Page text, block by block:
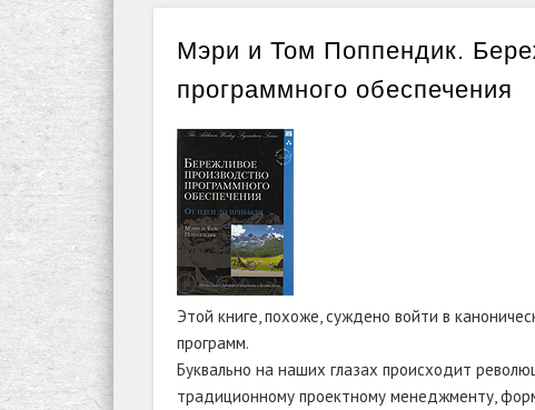
Мэри и Том Поппендик.
программного обеспечения
Этой книге, похоже, суждено войти в
программ.
Буквально на наших глазах происходит
традиционному проектному менеджменту,